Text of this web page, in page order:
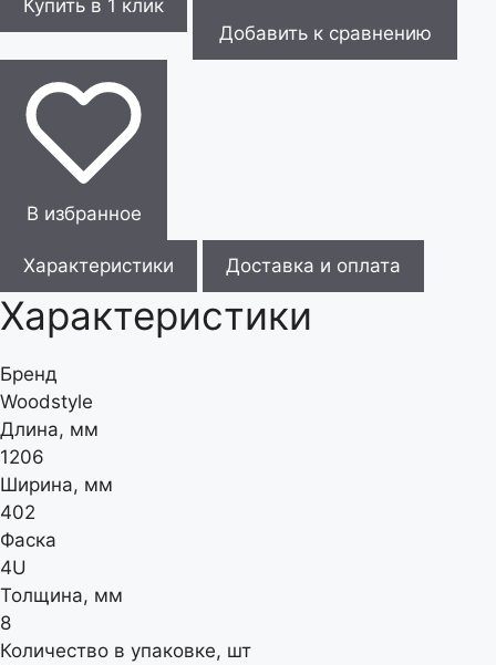
Купить в 1 клик
Добавить к сравнению
В избранное
Характеристики Доставка и оплата
Характеристики
Бренд
Woodstyle
Длина, мм
1206
Ширина, мм
402
Фаска
4U
Толщина, мм
8
Количество в упаковке, шт